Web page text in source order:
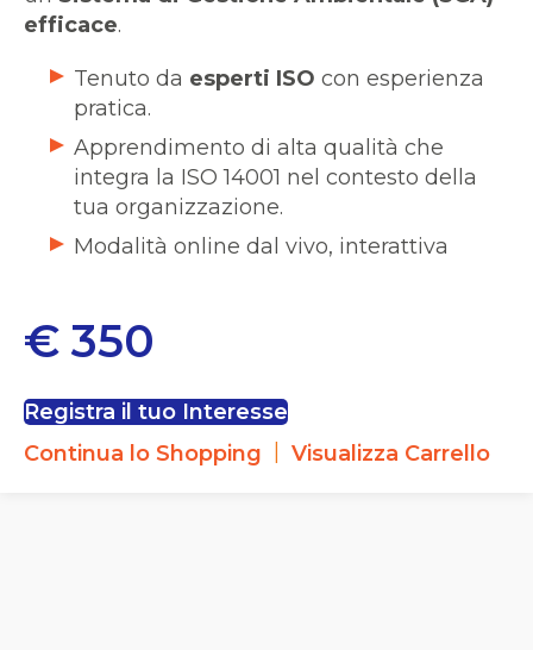
efficace.
Tenuto da esperti ISO con esperienza
pratica.
Apprendimento di alta qualità che
integra la ISO 14001 nel contesto della
tua organizzazione.
Modalità online dal vivo, interattiva
€ 350
Registra il tuo Interesse
Continua lo Shopping
Visualizza Carrello